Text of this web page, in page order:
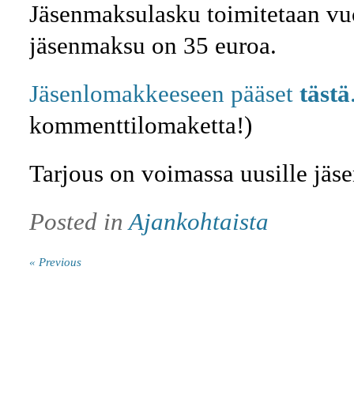
Jäsenmaksulasku toimitetaan
jäsenmaksu on 35 euroa.
Jäsenlomakkeeseen pääset tästä
kommenttilomaketta!)
Tarjous on voimassa uusille
Posted inAjankohtaista
« Previous